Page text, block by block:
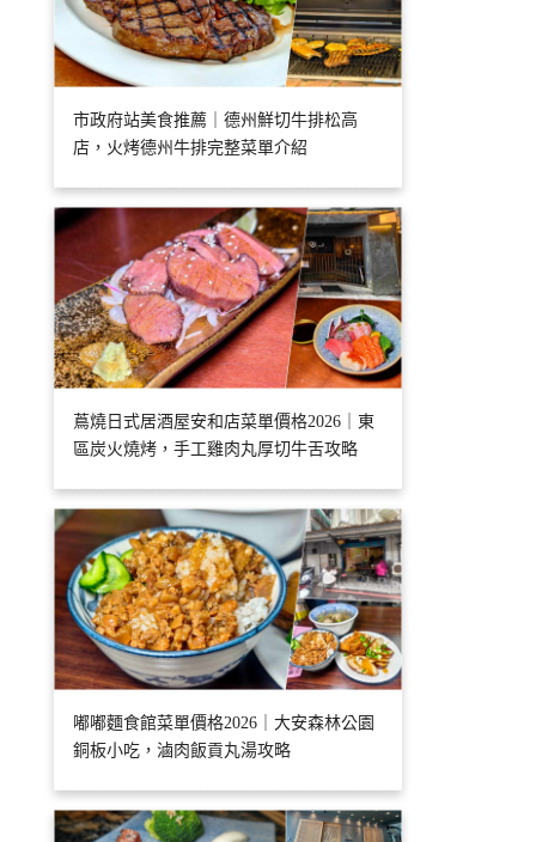
市政府站美食推薦｜德州鮮切牛排松高
店，火烤德州牛排完整菜單介紹
蔦燒日式居酒屋安和店菜單價格2026｜東
區炭火燒烤，手工雞肉丸厚切牛舌攻略
嘟嘟麵食館菜單價格2026｜大安森林公園
銅板小吃，滷肉飯貢丸湯攻略